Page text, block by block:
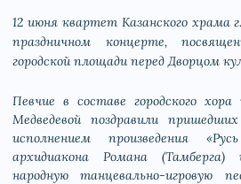
12 июня квартет Казанского храма
праздничном концерте,
городской площади перед Дворцом
Певчие в составе городского
Медведевой поздравили
исполнением произведения
архидиакона Романа (Тамберга)
народную танцевально-игровую